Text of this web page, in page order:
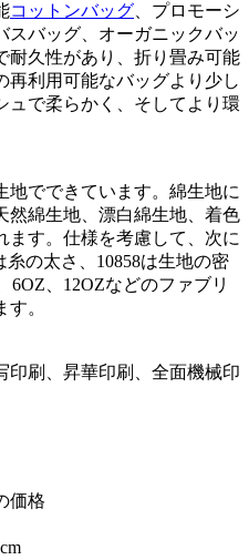
コットンバッグ 、プロモーシ
スバッグ、オーガニックバッ
耐久性があり、折り畳み可能
再利用可能なバッグより少し
ュで柔らかく、そしてより環
地でできています。綿生地に
然綿生地、漂白綿生地、着色
ます。仕様を考慮して、次に
糸の太さ、10858は生地の密
6OZ、12OZなどのファブリ
。
印刷、昇華印刷、全面機械印
価格